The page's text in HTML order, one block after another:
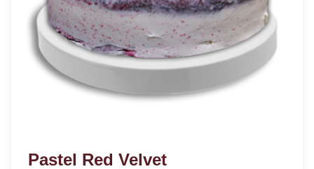
Pastel Red Velvet